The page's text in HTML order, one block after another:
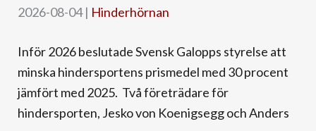
2026-08-04| Hinderhörnan
Inför 2026 beslutade Svensk Galopps styrelse att
minska hindersportens prismedel med 30 procent
jämfört med 2025. Två företrädare för
hindersporten, Jesko von Koenigsegg och Anders